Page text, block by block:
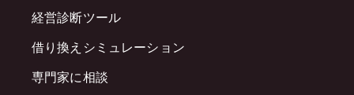
経営診断ツール
借り換えシミュレーション
専門家に相談